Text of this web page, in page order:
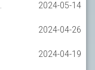
2024-05-14
2024-04-26
2024-04-19